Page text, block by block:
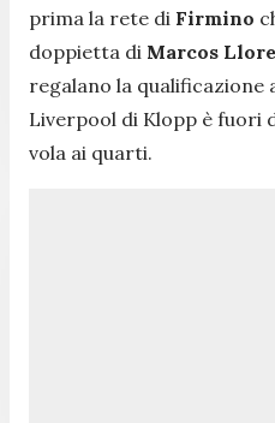
prima la rete di Firmino
doppietta di Marcos
regalano la qualificazione
Liverpool di Klopp è fuori
vola ai quarti.